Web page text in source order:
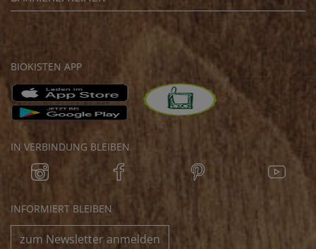
BIOKISTEN APP
IN VERBINDUNG BLEIBEN
INFORMIERT BLEIBEN
zum Newsletter anmelden